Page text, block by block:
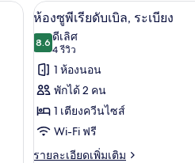
เมียม, มินิบาร์, โต๊ะทำงาน, พื้นที่ทำงานแบ
เปิด
ภาพถ่าย
ทั้งหมด
ของ
ห้อง
ซู
พี
7
ห้องซูพีเรียดับเบิล, ระเบียง
8.68.6 จาก 10
ดีเลิศ
4 รีวิว
(4
รีวิว)
1 ห้องนอน
พักได้ 2 คน
1 เตียงควีนไซส์
Wi-Fi ฟรี
รายละเอียดเพิ่มเติม
ราย